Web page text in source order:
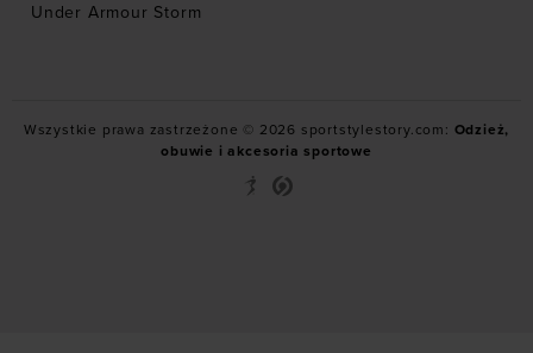
Under Armour Storm
Wszystkie prawa zastrzeżone © 2026 sportstylestory.com: Odzież,
obuwie i akcesoria sportowe